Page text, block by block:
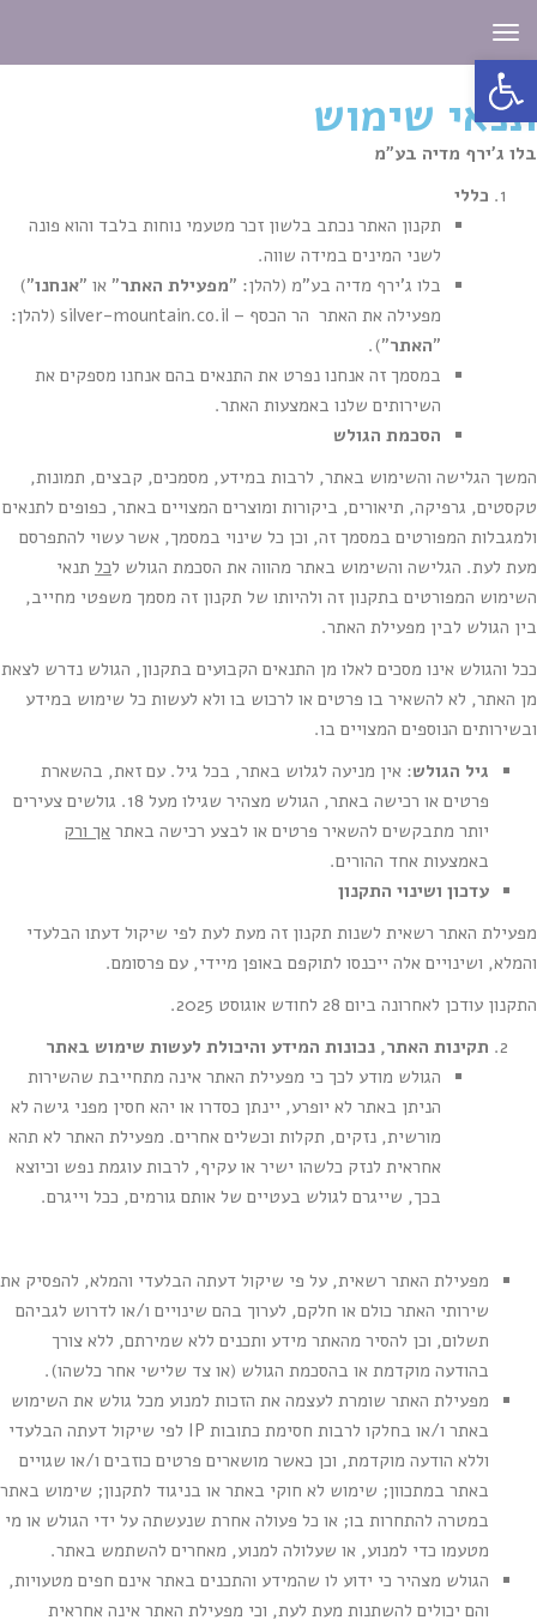
פתח סרגל נגישות
תפריט
תנאי שימוש
בלו ג'ירף מדיה בע"מ
כללי
תקנון האתר נכתב בלשון זכר מטעמי נוחות בלבד והוא פונה
לשני המינים במידה שווה.
בלו ג'ירף מדיה בע"מ (להלן: "מפעילת האתר" או "אנחנו")
מפעילה את האתר הר הכסף – silver-mountain.co.il (להלן:
"האתר").
במסמך זה אנחנו נפרט את התנאים בהם אנחנו מספקים את
השירותים שלנו באמצעות האתר.
הסכמת הגולש
המשך הגלישה והשימוש באתר, לרבות במידע, מסמכים, קבצים, תמונות,
טקסטים, גרפיקה, תיאורים, ביקורות ומוצרים המצויים באתר, כפופים לתנאים
ולמגבלות המפורטים במסמך זה, וכן כל שינוי במסמך, אשר עשוי להתפרסם
מעת לעת. הגלישה והשימוש באתר מהווה את הסכמת הגולש לכל תנאי
השימוש המפורטים בתקנון זה ולהיותו של תקנון זה מסמך משפטי מחייב,
בין הגולש לבין מפעילת האתר.
ככל והגולש אינו מסכים לאלו מן התנאים הקבועים בתקנון, הגולש נדרש לצאת
מן האתר, לא להשאיר בו פרטים או לרכוש בו ולא לעשות כל שימוש במידע
ובשירותים הנוספים המצויים בו.
גיל הגולש: אין מניעה לגלוש באתר, בכל גיל. עם זאת, בהשארת
פרטים או רכישה באתר, הגולש מצהיר שגילו מעל 18. גולשים צעירים
יותר מתבקשים להשאיר פרטים או לבצע רכישה באתר אך ורק
באמצעות אחד ההורים.
עדכון ושינוי התקנון
מפעילת האתר רשאית לשנות תקנון זה מעת לעת לפי שיקול דעתו הבלעדי
והמלא, ושינויים אלה ייכנסו לתוקפם באופן מיידי, עם פרסומם.
התקנון עודכן לאחרונה ביום 28 לחודש אוגוסט 2025.
תקינות האתר, נכונות המידע והיכולת לעשות שימוש באתר
הגולש מודע לכך כי מפעילת האתר אינה מתחייבת שהשירות
הניתן באתר לא יופרע, יינתן כסדרו או יהא חסין מפני גישה לא
מורשית, נזקים, תקלות וכשלים אחרים. מפעילת האתר לא תהא
אחראית לנזק כלשהו ישיר או עקיף, לרבות עוגמת נפש וכיוצא
בכך, שייגרם לגולש בעטיים של אותם גורמים, ככל וייגרם.
מפעילת האתר רשאית, על פי שיקול דעתה הבלעדי והמלא, להפסיק את
שירותי האתר כולם או חלקם, לערוך בהם שינויים ו/או לדרוש לגביהם
תשלום, וכן להסיר מהאתר מידע ותכנים ללא שמירתם, ללא צורך
בהודעה מוקדמת או בהסכמת הגולש (או צד שלישי אחר כלשהו).
מפעילת האתר שומרת לעצמה את הזכות למנוע מכל גולש את השימוש
באתר ו/או בחלקו לרבות חסימת כתובות IP לפי שיקול דעתה הבלעדי
וללא הודעה מוקדמת, וכן כאשר מושארים פרטים כוזבים ו/או שגויים
באתר במתכוון; שימוש לא חוקי באתר או בניגוד לתקנון; שימוש באתר
במטרה להתחרות בו; או כל פעולה אחרת שנעשתה על ידי הגולש או מי
מטעמו כדי למנוע, או שעלולה למנוע, מאחרים להשתמש באתר.
הגולש מצהיר כי ידוע לו שהמידע והתכנים באתר אינם חפים מטעויות,
והם יכולים להשתנות מעת לעת, וכי מפעילת האתר אינה אחראית